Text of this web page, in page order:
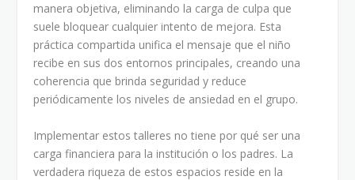
manera objetiva, eliminando la carga de culpa que
suele bloquear cualquier intento de mejora. Esta
práctica compartida unifica el mensaje que el niño
recibe en sus dos entornos principales, creando una
coherencia que brinda seguridad y reduce
periódicamente los niveles de ansiedad en el grupo.
Implementar estos talleres no tiene por qué ser una
carga financiera para la institución o los padres. La
verdadera riqueza de estos espacios reside en la